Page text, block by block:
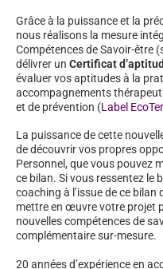
Grâce à la puissance et la
nous réalisons la mesure
Compétences de Savoir-être
délivrer un Certificat
évaluer vos aptitudes à la
accompagnements
et de prévention (Label
La puissance de cette
de découvrir vos propres
Personnel, que vous pouvez
ce bilan. Si vous ressentez le
coaching à l’issue de ce
mettre en œuvre votre projet
nouvelles compétences de
complémentaire sur-mesure.
20 années d’expérience en